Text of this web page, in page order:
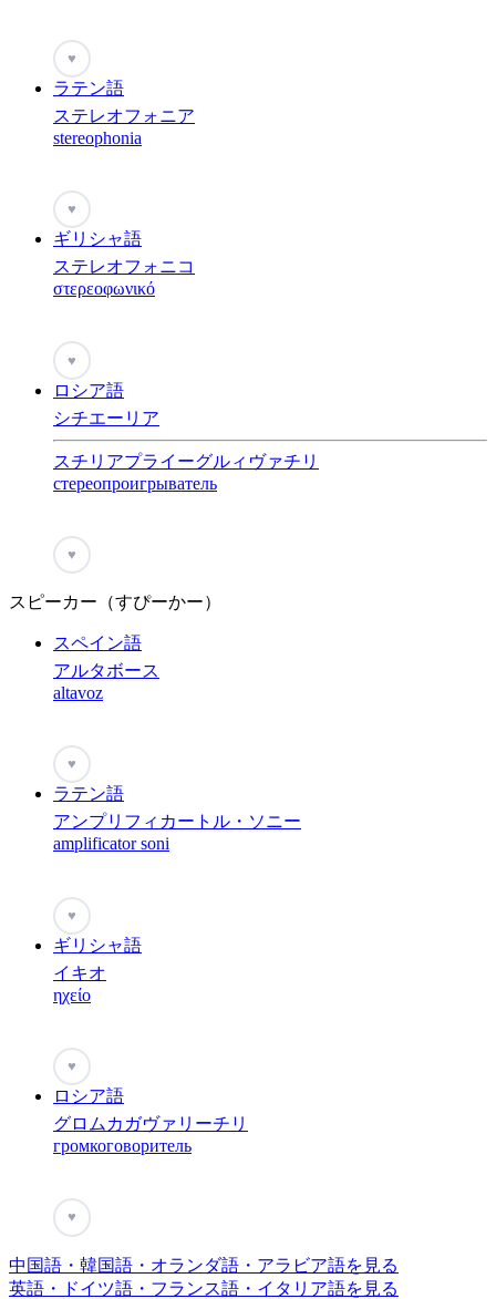
♥
ラテン語
ステレオフォニア
stereophonia
♥
ギリシャ語
ステレオフォニコ
στερεοφωνικό
♥
ロシア語
シチエーリア
スチリアプライーグルィヴァチリ
стереопроигрыватель
♥
スピーカー（すぴーかー）
スペイン語
アルタボース
altavoz
♥
ラテン語
アンプリフィカートル・ソニー
amplificator soni
♥
ギリシャ語
イキオ
ηχείο
♥
ロシア語
グロムカガヴァリーチリ
громкоговоритель
♥
中国語・韓国語・オランダ語・アラビア語を見る
英語・ドイツ語・フランス語・イタリア語を見る